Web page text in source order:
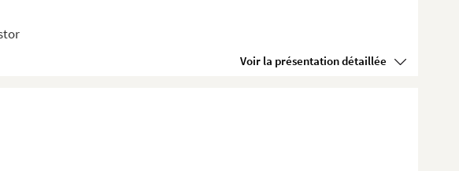
Voir la présentation détaillée
la jeune...